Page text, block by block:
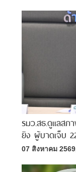
รมว.สธ.ดูแลสภ
ยิง ผู้บาดเจ็บ
07 สิงหาคม